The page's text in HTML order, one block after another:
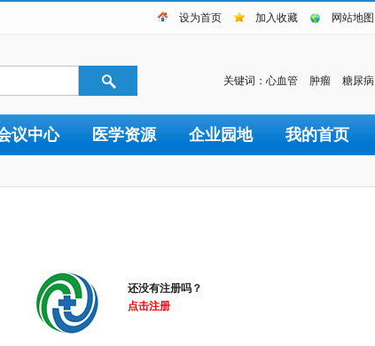
设为首页 加入收藏 网站地图
关键词： 心血管 肿瘤 糖尿病
议中心 医学资源 企业园地 我的首页
还没有注册吗？
点击注册